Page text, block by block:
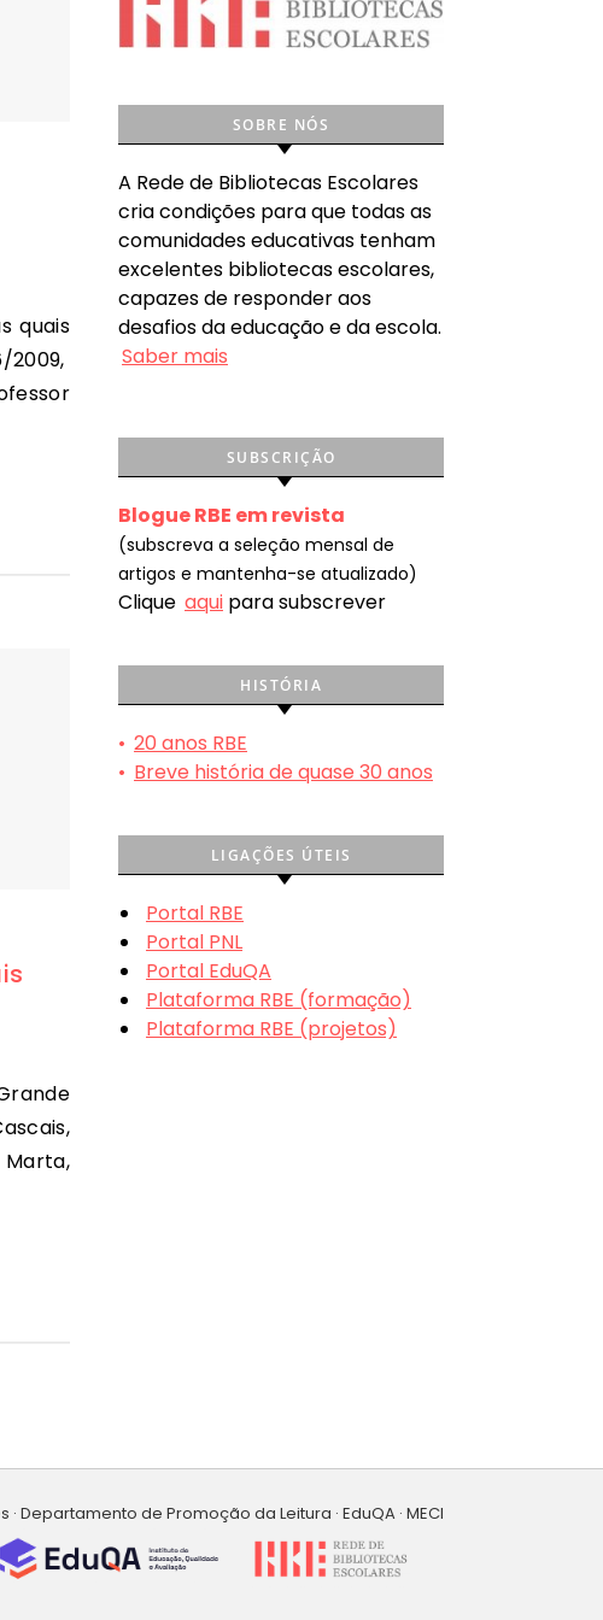
2009,
Marta,
SOBRE NÓS
A Rede de Bibliotecas Escolares
cria condições para que todas as
comunidades educativas tenham
excelentes bibliotecas escolares,
capazes de responder aos
desafios da educação e da escola.
Saber mais
SUBSCRIÇÃO
Blogue RBE em revista
(subscreva a seleção mensal de
artigos e mantenha-se atualizado)
Clique aqui para subscrever
HISTÓRIA
• 20 anos RBE
• Breve história de quase 30 anos
LIGAÇÕES ÚTEIS
Portal RBE
Portal PNL
Portal EduQA
Plataforma RBE (formação)
Plataforma RBE (projetos)
Departamento de Promoção da Leitura · EduQA · MECI